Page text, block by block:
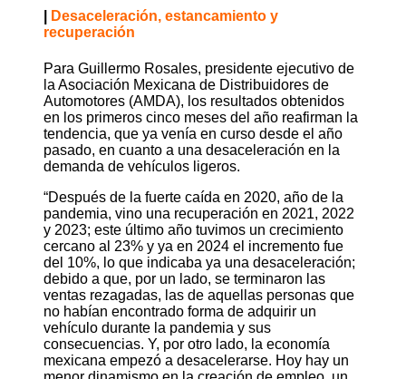
Desaceleración, estancamiento y
recuperación
Para Guillermo Rosales, presidente ejecutivo de
la Asociación Mexicana de Distribuidores de
Automotores (AMDA), los resultados obtenidos
en los primeros cinco meses del año reafirman la
tendencia, que ya venía en curso desde el año
pasado, en cuanto a una desaceleración en la
demanda de vehículos ligeros.
“Después de la fuerte caída en 2020, año de la
pandemia, vino una recuperación en 2021, 2022
y 2023; este último año tuvimos un crecimiento
cercano al 23% y ya en 2024 el incremento fue
del 10%, lo que indicaba ya una desaceleración;
debido a que, por un lado, se terminaron las
ventas rezagadas, las de aquellas personas que
no habían encontrado forma de adquirir un
vehículo durante la pandemia y sus
consecuencias. Y, por otro lado, la economía
mexicana empezó a desacelerarse. Hoy hay un